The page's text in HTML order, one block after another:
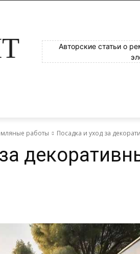
Авторские статьи о
работы Посадка и уход за